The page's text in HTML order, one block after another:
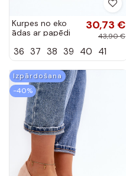
Kurpes no eko
ādas ar papēdi
Raniyah
30,73 €
43,90 €
36 37 38 39 40 41
Izpārdošana
-40%